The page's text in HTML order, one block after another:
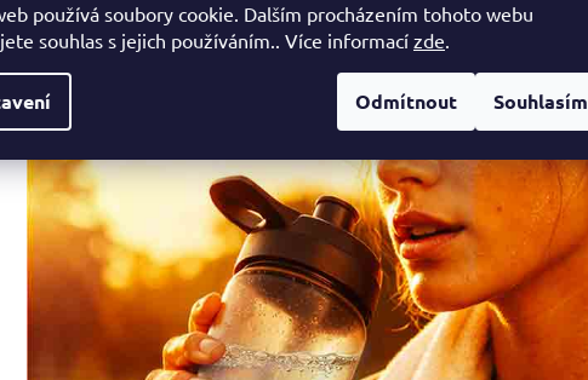
používá soubory cookie. Dalším procházením tohoto webu
souhlas s jejich používáním.. Více informací zde.
Odmítnout Souhlasím